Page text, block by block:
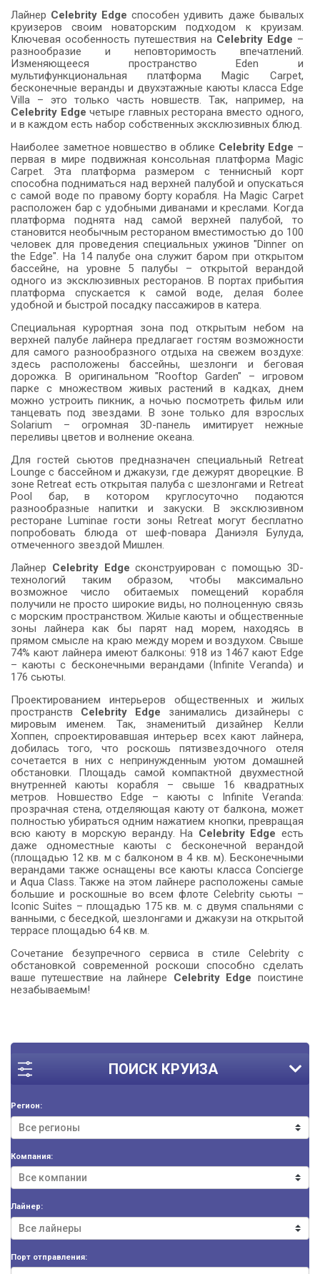
ПОИСК КРУИЗА
Регион:
Компания:
Лайнер:
Порт отправления:
Лайнер Celebrity Edge способен удивить даже бывалых
круизеров своим новаторским подходом к круизам.
Ключевая особенность путешествия на Celebrity Edge –
разнообразие и неповторимость впечатлений.
Изменяющееся пространство Eden и
мультифункциональная платформа Magic Carpet,
бесконечные веранды и двухэтажные каюты класса Edge
Villa – это только часть новшеств. Так, например, на
Celebrity Edge четыре главных ресторана вместо одного,
и в каждом есть набор собственных эксклюзивных блюд.
Наиболее заметное новшество в облике Celebrity Edge –
первая в мире подвижная консольная платформа Magic
Carpet. Эта платформа размером с теннисный корт
способна подниматься над верхней палубой и опускаться
с самой воде по правому борту корабля. На Magic Carpet
расположен бар с удобными диванами и креслами. Когда
платформа поднята над самой верхней палубой, то
становится необычным рестораном вместимостью до 100
человек для проведения специальных ужинов "Dinner on
the Edge". На 14 палубе она служит баром при открытом
бассейне, на уровне 5 палубы – открытой верандой
одного из эксклюзивных ресторанов. В портах прибытия
платформа спускается к самой воде, делая более
удобной и быстрой посадку пассажиров в катера.
Специальная курортная зона под открытым небом на
верхней палубе лайнера предлагает гостям возможности
для самого разнообразного отдыха на свежем воздухе:
здесь расположены бассейны, шезлонги и беговая
дорожка. В оригинальном "Rooftop Garden" – игровом
парке с множеством живых растений в кадках, днем
можно устроить пикник, а ночью посмотреть фильм или
танцевать под звездами. В зоне только для взрослых
Solarium – огромная 3D-панель имитирует нежные
переливы цветов и волнение океана.
Для гостей сьютов предназначен специальный Retreat
Lounge с бассейном и джакузи, где дежурят дворецкие. В
зоне Retreat есть открытая палуба с шезлонгами и Retreat
Pool бар, в котором круглосуточно подаются
разнообразные напитки и закуски. В эксклюзивном
ресторане Luminae гости зоны Retreat могут бесплатно
попробовать блюда от шеф-повара Даниэля Булуда,
отмеченного звездой Мишлен.
Лайнер Celebrity Edge сконструирован с помощью 3D-
технологий таким образом, чтобы максимально
возможное число обитаемых помещений корабля
получили не просто широкие виды, но полноценную связь
с морским пространством. Жилые каюты и общественные
зоны лайнера как бы парят над морем, находясь в
прямом смысле на краю между морем и воздухом. Свыше
74% кают лайнера имеют балконы: 918 из 1467 кают Edge
– каюты с бесконечными верандами (Infinite Veranda) и
176 сьюты.
Проектированием интерьеров общественных и жилых
пространств Celebrity Edge занимались дизайнеры с
мировым именем. Так, знаменитый дизайнер Келли
Хоппен, спроектировавшая интерьер всех кают лайнера,
добилась того, что роскошь пятизвездочного отеля
сочетается в них с непринужденным уютом домашней
обстановки. Площадь самой компактной двухместной
внутренней каюты корабля – свыше 16 квадратных
метров. Новшество Edge – каюты с Infinite Veranda:
прозрачная стена, отделяющая каюту от балкона, может
полностью убираться одним нажатием кнопки, превращая
всю каюту в морскую веранду. На Celebrity Edge есть
даже одноместные каюты с бесконечной верандой
(площадью 12 кв. м с балконом в 4 кв. м). Бесконечными
верандами также оснащены все каюты класса Concierge
и Aqua Class. Также на этом лайнере расположены самые
большие и роскошные во всем флоте Celebrity сьюты –
Iconic Suites – площадью 175 кв. м. с двумя спальнями с
ванными, с беседкой, шезлонгами и джакузи на открытой
террасе площадью 64 кв. м.
Сочетание безупречного сервиса в стиле Celebrity с
обстановкой современной роскоши способно сделать
ваше путешествие на лайнере Celebrity Edge поистине
незабываемым!